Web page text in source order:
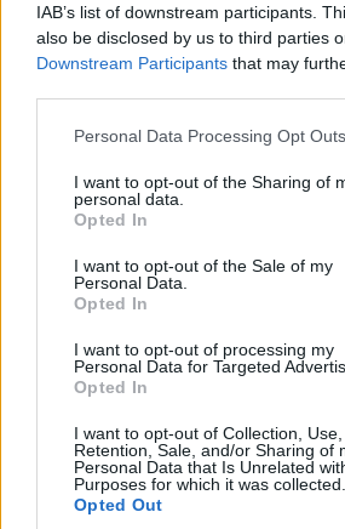
IAB’s list of downstream participants.
also be disclosed by us to third parties
Downstream Participants that may
Please note that this website/app uses
not limited to your visit or usage
grant or deny consent to Google and its
use your data for below specified
consent section.
Personal Data Processing Opt Outs
I want to opt-out of the Sharing of
personal data.
Opted In
I want to opt-out of the Sale of my
Personal Data.
Opted In
I want to opt-out of processing my
Personal Data for Targeted
Opted In
I want to opt-out of Collection, Use,
Retention, Sale, and/or Sharing of
Personal Data that Is Unrelated
Purposes for which it was collected.
Opted Out
Max Verstappen RB19-esében vasárnap,
megelőzően újra sebességváltót cserélt
ezzel reagálva az időmérő Q2-es
féltengelytörésre. Második alkalommal
autóba a versenyhétvége során:
első váltócserére, miután a pénteki